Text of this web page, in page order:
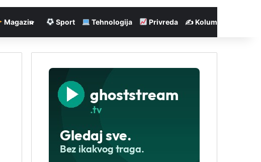
Magazin Sport Tehnologija Privreda ✍️ Kolumne